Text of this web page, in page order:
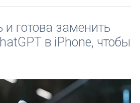
и готова заменить
в iPhone, чтобы